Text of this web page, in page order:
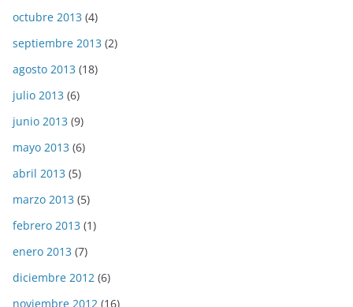
octubre 2013 (4)
septiembre 2013 (2)
agosto 2013 (18)
julio 2013 (6)
junio 2013 (9)
mayo 2013 (6)
abril 2013 (5)
marzo 2013 (5)
febrero 2013 (1)
enero 2013 (7)
diciembre 2012 (6)
noviembre 2012 (16)